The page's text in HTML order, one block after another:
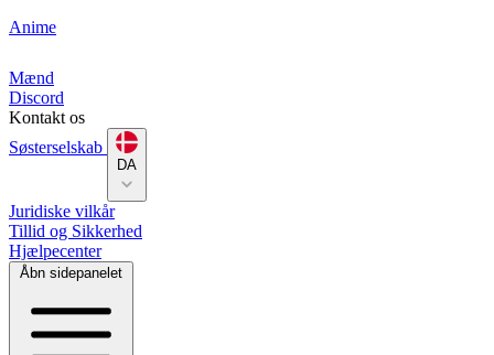
Anime
Mænd
Discord
Kontakt os
Søsterselskab
DA
Juridiske vilkår
Tillid og Sikkerhed
Hjælpecenter
Åbn sidepanelet